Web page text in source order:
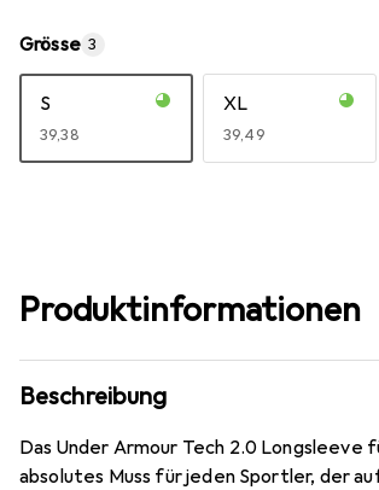
Grösse 3
S
EUR
39,38
XL
EUR
39,49
Produktinformationen
Beschreibung
Das Under Armour Tech 2.0 Longsleeve
absolutes Muss für jeden Sportler, der